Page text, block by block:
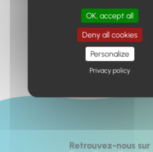
Retour à l'accueil
Retrouvez-nous sur
OK, accept all
Deny all cookies
Personalize
Privacy policy